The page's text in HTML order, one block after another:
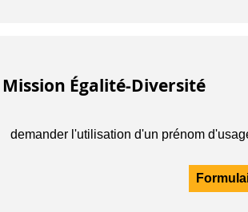
Mission Égalité-Diversité
demander l'utilisation d'un prénom